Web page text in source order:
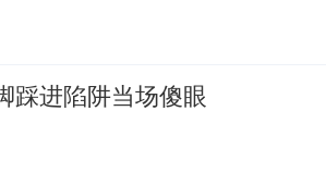
踩进陷阱当场傻眼